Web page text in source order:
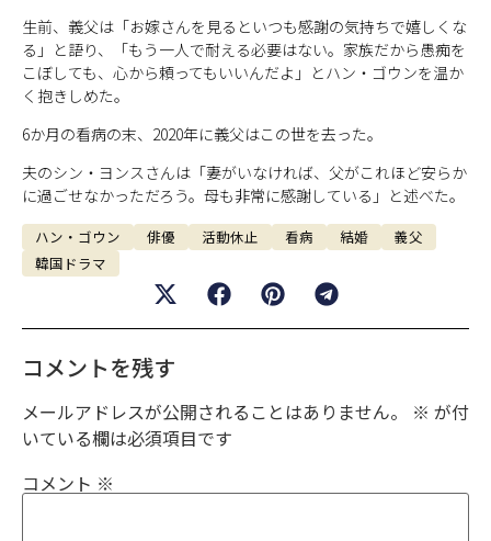
生前、義父は「お嫁さんを見るといつも感謝の気持ちで嬉しくな
る」と語り、「もう一人で耐える必要はない。家族だから愚痴を
こぼしても、心から頼ってもいいんだよ」とハン・ゴウンを温か
く抱きしめた。
6か月の看病の末、2020年に義父はこの世を去った。
夫のシン・ヨンスさんは「妻がいなければ、父がこれほど安らか
に過ごせなかっただろう。母も非常に感謝している」と述べた。
ハン・ゴウン 俳優 活動休止 看病 結婚
義父
韓国ドラマ
コメントを残す
メールアドレスが公開されることはありません。 ※ が付
いている欄は必須項目です
コメント ※